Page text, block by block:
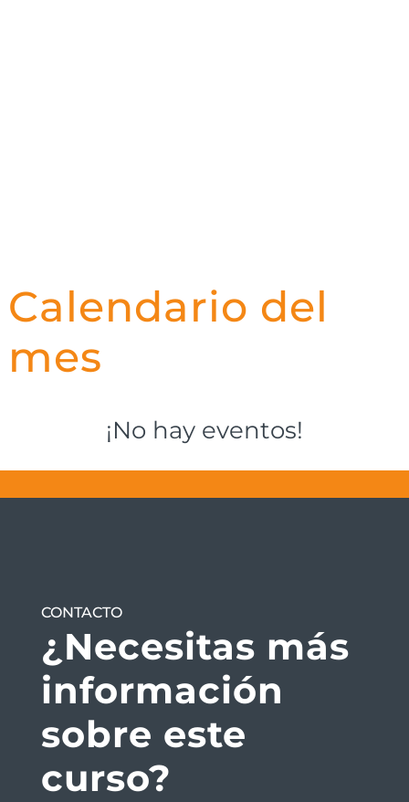
Calendario del
mes
¡No hay eventos!
CONTACTO
¿Necesitas más
información
sobre este
curso?